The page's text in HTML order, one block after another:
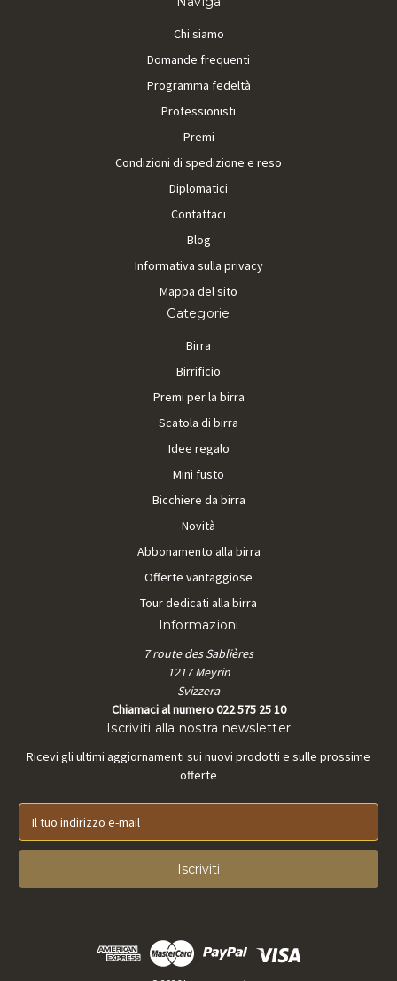
Chi siamo
Domande frequenti
Programma fedeltà
Professionisti
Premi
Condizioni di spedizione e reso
Diplomatici
Contattaci
Blog
Informativa sulla privacy
Mappa del sito
Categorie
Birra
Birrificio
Premi per la birra
Scatola di birra
Idee regalo
Mini fusto
Bicchiere da birra
Novità
Abbonamento alla birra
Offerte vantaggiose
Tour dedicati alla birra
Informazioni
7 route des Sablières
1217 Meyrin
Svizzera
Chiamaci al numero 022 575 25 10
Iscriviti alla nostra newsletter
Ricevi gli ultimi aggiornamenti sui nuovi prodotti e sulle prossime
offerte
I
d
r